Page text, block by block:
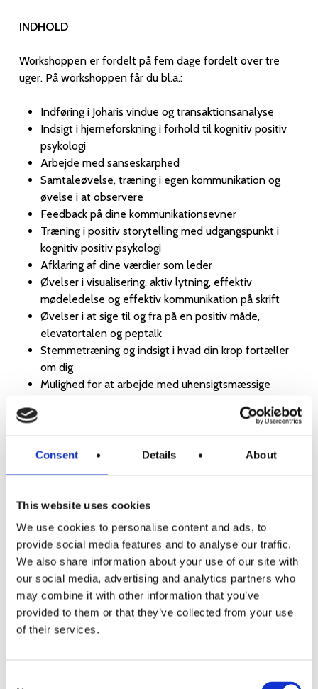
Consent Details About
This website uses cookies
We use cookies to personalise content and ads, to
provide social media features and to analyse our traffic.
We also share information about your use of our site with
our social media, advertising and analytics partners who
may combine it with other information that you’ve
provided to them or that they’ve collected from your use
of their services.
INDHOLD
Workshoppen er fordelt på fem dage fordelt over tre
uger. På workshoppen får du bl.a.:
Indføring i Joharis vindue og transaktionsanalyse
Indsigt i hjerneforskning i forhold til kognitiv positiv
psykologi
Arbejde med sanseskarphed
Samtaleøvelse, træning i egen kommunikation og
øvelse i at observere
Feedback på dine kommunikationsevner
Træning i positiv storytelling med udgangspunkt i
kognitiv positiv psykologi
Afklaring af dine værdier som leder
Øvelser i visualisering, aktiv lytning, effektiv
mødeledelse og effektiv kommunikation på skrift
Øvelser i at sige til og fra på en positiv måde,
elevatortalen og peptalk
Stemmetræning og indsigt i hvad din krop fortæller
om dig
Mulighed for at arbejde med uhensigtsmæssige
Mulighed for at indtage scenen i praksis med større
Sideløbende med workshoppen skriver du en opgave,
udfordret i din kommunikation. Opgaven bidrager i høj
grad til det mærkbare udbytte, du får gennem
workshoppen og den indsigt du får om dig selv og din
kommunikation.
PROGRAM
Uge 1: Dag 1 og 2 (evt. internat)
Uge 2: Dag 3 og 4 (evt. internat)